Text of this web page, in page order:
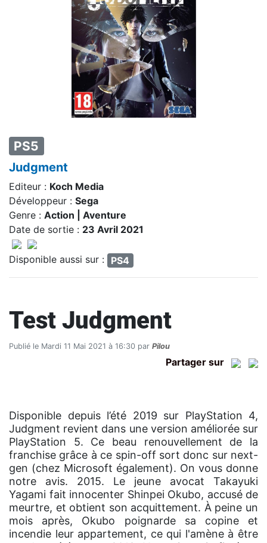
PS5
Judgment
Editeur : Koch Media
Développeur : Sega
Genre : Action | Aventure
Date de sortie : 23 Avril 2021
Disponible aussi sur : PS4
Test Judgment
Publié le Mardi 11 Mai 2021 à 16:30 par Pilou
Partager sur
Disponible depuis l’été 2019 sur PlayStation 4,
Judgment revient dans une version améliorée sur
PlayStation 5. Ce beau renouvellement de la
franchise grâce à ce spin-off sort donc sur next-
gen (chez Microsoft également). On vous donne
notre avis. 2015. Le jeune avocat Takayuki
Yagami fait innocenter Shinpei Okubo, accusé de
meurtre, et obtient son acquittement. À peine un
mois après, Okubo poignarde sa copine et
incendie leur appartement, ce qui l'amène à être